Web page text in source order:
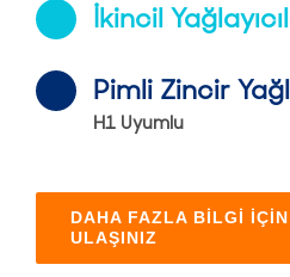
İkincil
Pimli Zincir
H1 Uyumlu
DAHA FAZLA BİLGİ
ULAŞINIZ